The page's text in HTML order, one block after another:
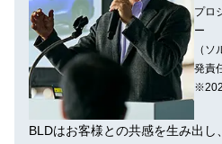
プロ
ー
（
発責
BLDはお客様との共感を生み出し